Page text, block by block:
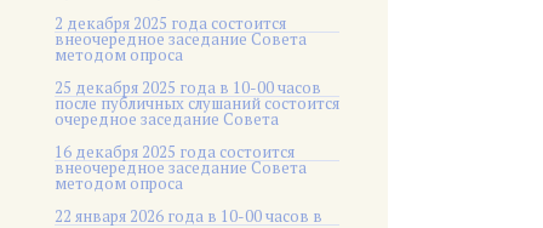
2 декабря 2025 года состоится
внеочередное заседание Совета
методом опроса
25 декабря 2025 года в 10-00 часов
после публичных слушаний состоится
очередное заседание Совета
16 декабря 2025 года состоится
внеочередное заседание Совета
методом опроса
22 января 2026 года в 10-00 часов в